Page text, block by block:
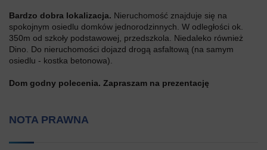
Bardzo dobra lokalizacja. Nieruchomość znajduje się na
spokojnym osiedlu domków jednorodzinnych. W odległości ok.
350m od szkoły podstawowej, przedszkola. Niedaleko również
Dino. Do nieruchomości dojazd drogą asfaltową (na samym
osiedlu - kostka betonowa).
Dom godny polecenia. Zapraszam na prezentację
NOTA PRAWNA